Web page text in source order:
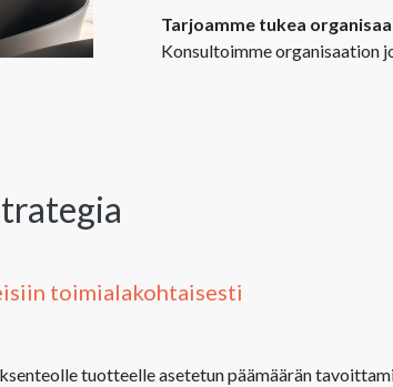
Tarjoamme tukea
Konsultoimme organisaation
toimialakohtaisesti
tuotteelle asetetun päämäärän